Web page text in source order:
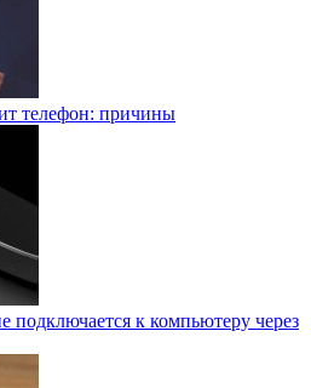
телефон: причины
подключается к компьютеру через